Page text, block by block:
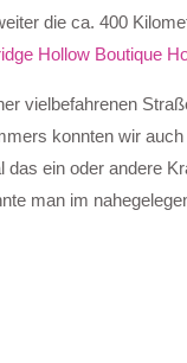
die ca. 400
Hollow Boutique
vielbefahrenen
konnten wir
ein oder andere
man im